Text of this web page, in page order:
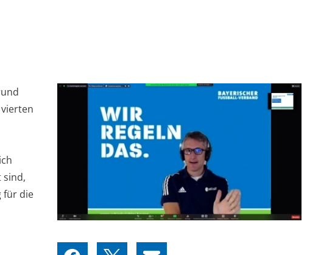
sind,
für die